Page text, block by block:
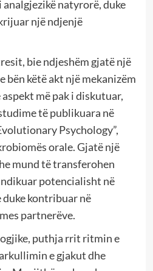
natyrorë, duke
një ndjenjë
bie ndjeshëm gjatë një
bën këtë akt një mekanizëm
më pak i diskutuar,
të publikuara në
Psychology”,
orale. Gjatë një
mund të transferohen
potencialisht në
kontribuar në
partnerëve.
puthja rrit ritmin e
e gjakut dhe